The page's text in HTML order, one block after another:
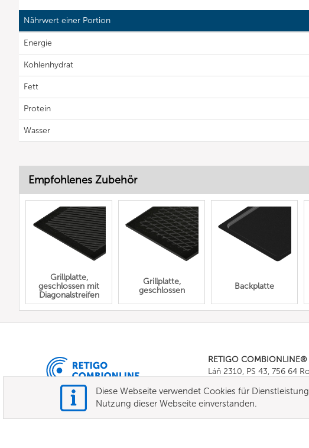
Nährwert einer Portion
Energie
Kohlenhydrat
Fett
Protein
Wasser
Empfohlenes Zubehör
Grillplatte,
geschlossen mit
Diagonalstreifen
Grillplatte,
geschlossen
Backplatte
RETIGO COMBIONLINE®
Láň 2310, PS 43, 756 64
E-mail:
Diese Webseite verwendet Cookies für
Nutzung dieser Webseite einverstanden.